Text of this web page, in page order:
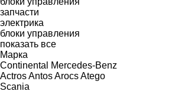
запчасти
электрика
блоки управления
показать все
Марка
Continental
Mercedes-Benz
ActrosAntosArocsAtego
Scania